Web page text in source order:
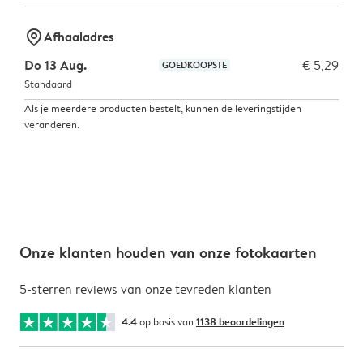
marker-pinAfhaaladres
Do 13 Aug.
GOEDKOOPSTE € 5,29
Standaard
Als je meerdere producten bestelt, kunnen de leveringstijden
veranderen.
Onze klanten houden van onze fotokaarten
5-sterren reviews van onze tevreden klanten
4.4op basis van 1138 beoordelingen